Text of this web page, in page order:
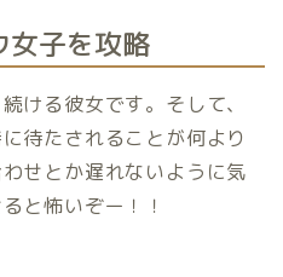
女子を攻略
ける彼女です。そして、
待たされることが何より
せとか遅れないように気
と怖いぞー！！